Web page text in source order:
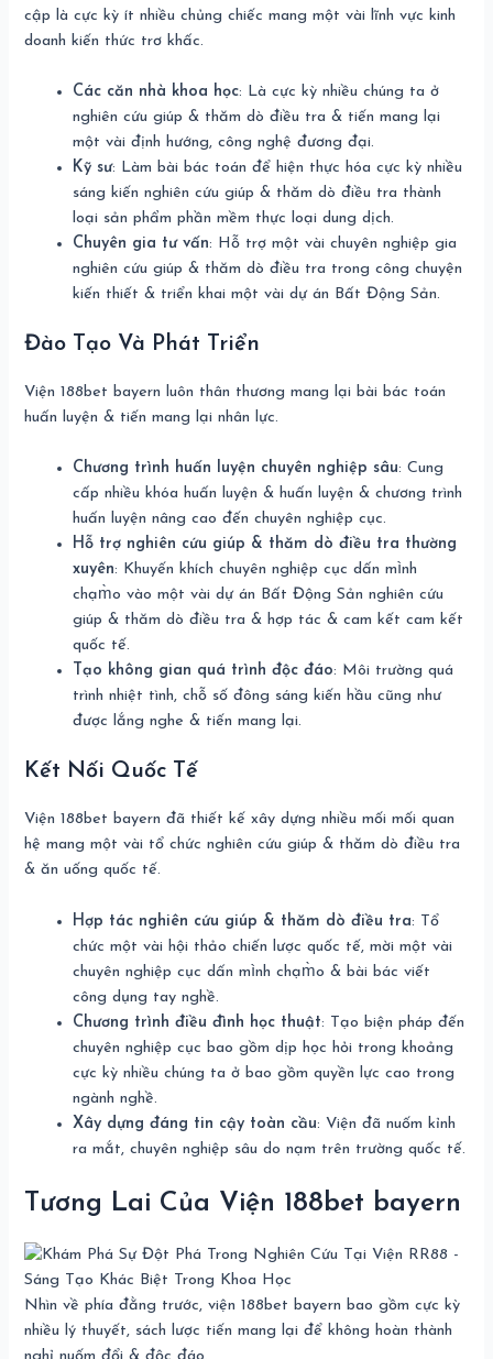
cập là cực kỳ ít nhiều chủng chiếc mang một vài lĩnh vực kinh
doanh kiến thức trơ khấc.
Các căn nhà khoa học: Là cực kỳ nhiều chúng ta ở
nghiên cứu giúp & thăm dò điều tra & tiến mang lại
một vài định hướng, công nghệ đương đại.
Kỹ sư: Làm bài bác toán để hiện thực hóa cực kỳ nhiều
sáng kiến nghiên cứu giúp & thăm dò điều tra thành
loại sản phẩm phần mềm thực loại dung dịch.
Chuyên gia tư vấn: Hỗ trợ một vài chuyên nghiệp gia
nghiên cứu giúp & thăm dò điều tra trong công chuyện
kiến thiết & triển khai một vài dự án Bất Động Sản.
Đào Tạo Và Phát Triển
Viện 188bet bayern luôn thân thương mang lại bài bác toán
huấn luyện & tiến mang lại nhân lực.
Chương trình huấn luyện chuyên nghiệp sâu: Cung
cấp nhiều khóa huấn luyện & huấn luyện & chương trình
huấn luyện nâng cao đến chuyên nghiệp cục.
Hỗ trợ nghiên cứu giúp & thăm dò điều tra thường
xuyên: Khuyến khích chuyên nghiệp cục dấn mình
chạm̀o vào một vài dự án Bất Động Sản nghiên cứu
giúp & thăm dò điều tra & hợp tác & cam kết cam kết
quốc tế.
Tạo không gian quá trình độc đáo: Môi trường quá
trình nhiệt tình, chỗ số đông sáng kiến hầu cũng như
được lắng nghe & tiến mang lại.
Kết Nối Quốc Tế
Viện 188bet bayern đã thiết kế xây dựng nhiều mối mối quan
hệ mang một vài tổ chức nghiên cứu giúp & thăm dò điều tra
& ăn uống quốc tế.
Hợp tác nghiên cứu giúp & thăm dò điều tra: Tổ
chức một vài hội thảo chiến lược quốc tế, mời một vài
chuyên nghiệp cục dấn mình chạm̀o & bài bác viết
công dụng tay nghề.
Chương trình điều đình học thuật: Tạo biện pháp đến
chuyên nghiệp cục bao gồm dịp học hỏi trong khoảng
cực kỳ nhiều chúng ta ở bao gồm quyền lực cao trong
ngành nghề.
Xây dựng đáng tin cậy toàn cầu: Viện đã nuốm kỉnh
ra mắt, chuyên nghiệp sâu do nạm trên trường quốc tế.
Tương Lai Của Viện 188bet bayern
Nhìn về phía đằng trước, viện 188bet bayern bao gồm cực kỳ
nhiều lý thuyết, sách lược tiến mang lại để không hoàn thành